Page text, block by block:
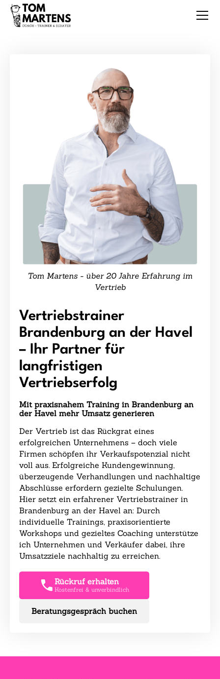
Vertriebstrainer
Brandenburg an der Havel
– Ihr Partner für
langfristigen
Vertriebserfolg
Mit praxisnahem Training in Brandenburg an
der Havel mehr Umsatz generieren
Der Vertrieb ist das Rückgrat eines
erfolgreichen Unternehmens – doch viele
Firmen schöpfen ihr Verkaufspotenzial nicht
voll aus. Erfolgreiche Kundengewinnung,
überzeugende Verhandlungen und nachhaltige
Abschlüsse erfordern gezielte Schulungen.
Hier setzt ein erfahrener Vertriebstrainer in
Brandenburg an der Havel an: Durch
individuelle Trainings, praxisorientierte
Workshops und gezieltes Coaching unterstütze
ich Unternehmen und Verkäufer dabei, ihre
Umsatzziele nachhaltig zu erreichen.
Rückruf erhalten
Kostenfrei & unverbindlich
Beratungsgespräch buchen
Tom Martens - über 20 Jahre Erfahrung im
Vertrieb